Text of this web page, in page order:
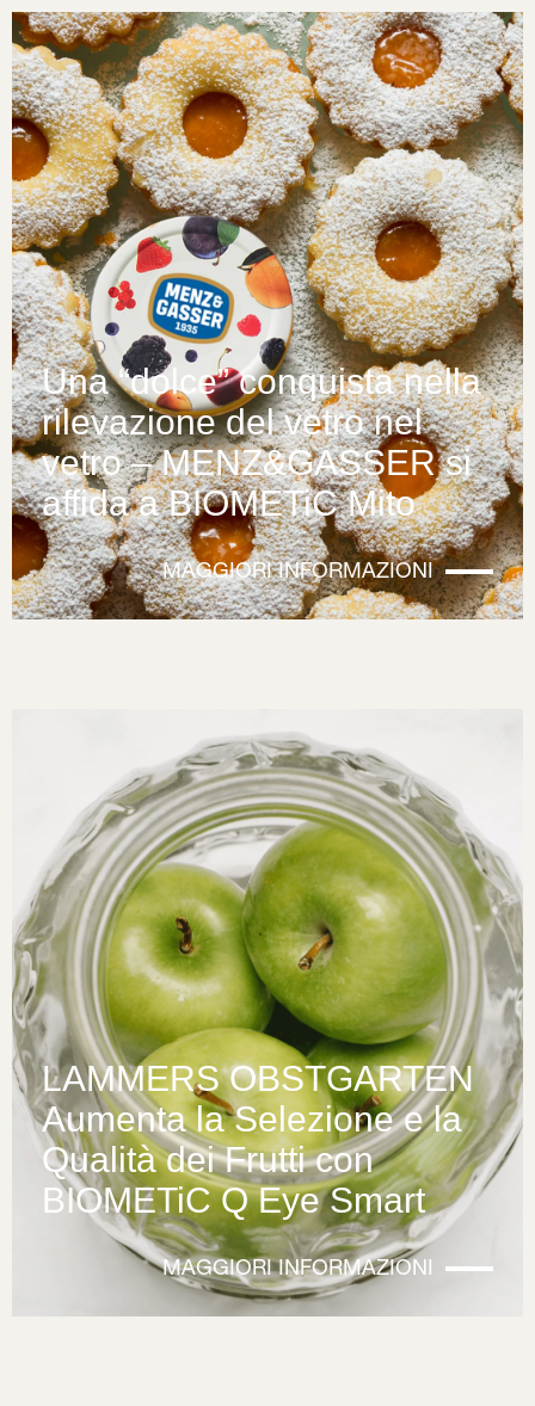
Una “dolce” conquista nella
rilevazione del vetro nel
vetro – MENZ&GASSER si
affida a BIOMETiC Mito
MAGGIORI INFORMAZIONI
LAMMERS OBSTGARTEN
Aumenta la Selezione e la
Qualità dei Frutti con
BIOMETiC Q Eye Smart
MAGGIORI INFORMAZIONI